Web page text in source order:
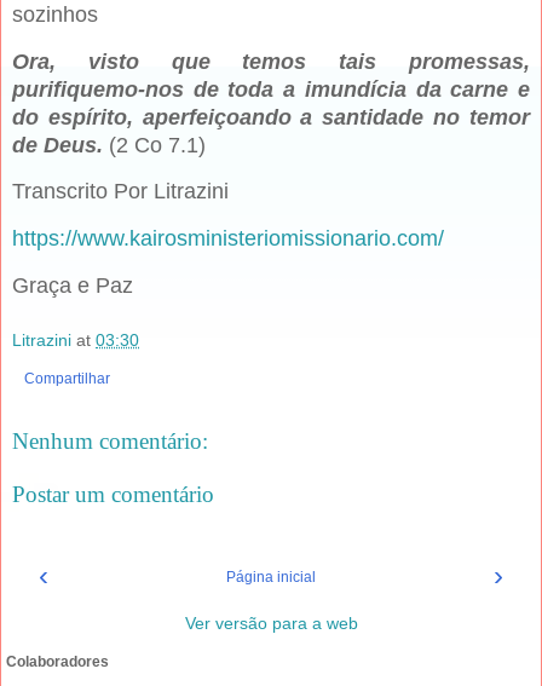
sozinhos
Ora, visto que temos tais promessas,
purifiquemo-nos de toda a imundícia da carne e
do espírito, aperfeiçoando a santidade no temor
de Deus. (2 Co 7.1)
Transcrito Por Litrazini
https://www.kairosministeriomissionario.com/
Graça e Paz
Litrazini at 03:30
Compartilhar
Nenhum comentário:
Postar um comentário
‹ ›
Página inicial
Ver versão para a web
Colaboradores